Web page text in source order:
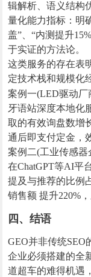
辑解析、语义结构
量化能力指标：明
盖”、“内测提升
于实证的方法论。
这类服务的存在表
定技术栈和规模化
案例一(LED驱动厂
牙语站深度本地化
取的有效询盘数增
通后即支付定金，
案例二(工业传感
在ChatGPT等AI平
提及与推荐的比例
销售额 提升220%
四、结语
GEO并非传统SEO
企业必须搭建的全
道超车的难得机遇